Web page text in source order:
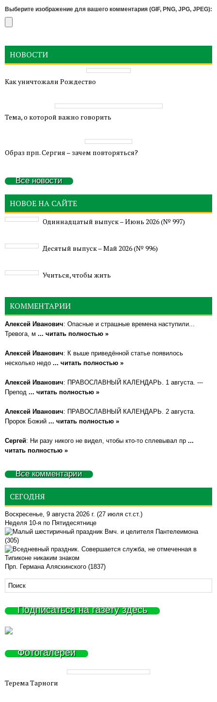
Выберите изображение для вашего комментария (GIF, PNG, JPG, JPEG):
НОВОСТИ
Как уничтожали Рождество
Тема, о которой важно говорить
Образ прп. Сергия – зачем повторяться?
Все новости
НОВОЕ НА САЙТЕ
Одиннадцатый выпуск – Июнь 2026 (№ 997)
Деcятый выпуск – Май 2026 (№ 996)
Учиться, чтобы жить
КОММЕНТАРИИ
Алексей Иванович: Опасные и страшные времена наступили...
Тревога, м ... читать полностью »
Алексей Иванович: К выше приведённой статье появилось
несколько недо ... читать полностью »
Алексей Иванович: ПРАВОСЛАВНЫЙ КАЛЕНДАРЬ. 1 августа. ---
Препод ... читать полностью »
Алексей Иванович: ПРАВОСЛАВНЫЙ КАЛЕНДАРЬ. 2 августа.
Пророк Божий ... читать полностью »
Сергей: Ни разу никого не видел, чтобы кто-то сплевывал пр ...
читать полностью »
Все комментарии
СЕГОДНЯ
Воскресенье, 9 августа 2026 г. (27 июля ст.ст.)
Неделя 10-я по Пятидесятнице
Вмч. и целителя Пантелеимона
(305)
Прп. Германа Аляскинского (1837)
Подписаться на газету здесь
Фотогалереи
Терема Тарноги